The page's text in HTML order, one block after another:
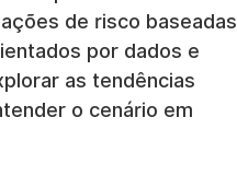
de risco baseadas
por dados e
as tendências
o cenário em